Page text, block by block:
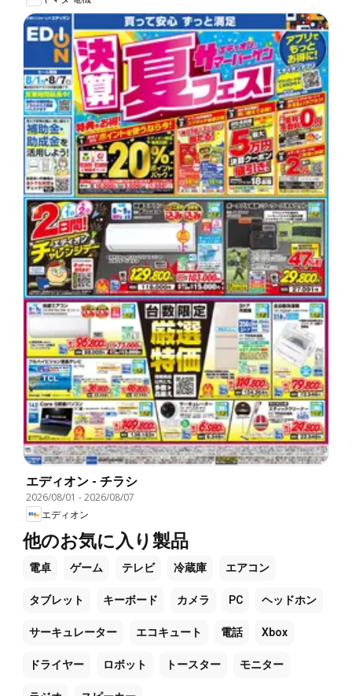
エディオン - チラシ
2026/08/01 -2026/08/07
エディオン
他のお気に入り製品
電卓 ゲーム テレビ 冷蔵庫 エアコン
タブレット キーボード カメラ PC ヘッドホン
サーキュレーター エコキュート 電話 Xbox
ドライヤー ロボット トースター モニター